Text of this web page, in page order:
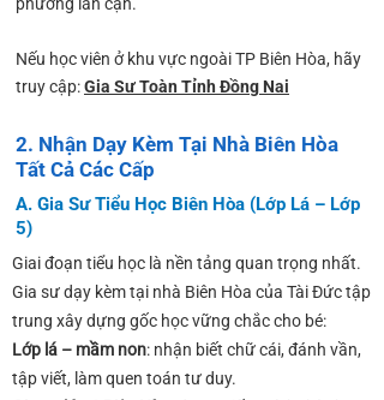
​Nếu học viên ở khu vực ngoài TP Biên Hòa, hãy
truy cập:Gia Sư Toàn Tỉnh Đồng Nai
2. Nhận Dạy Kèm Tại Nhà Biên Hòa
Tất Cả Các Cấp
A. Gia Sư Tiểu Học Biên Hòa (Lớp Lá – Lớp
5)
Giai đoạn tiểu học là nền tảng quan trọng nhất.
Gia sư dạy kèm tại nhà Biên Hòa của Tài Đức tập
trung xây dựng gốc học vững chắc cho bé:
Lớp lá – mầm non: nhận biết chữ cái, đánh vần,
tập viết, làm quen toán tư duy.